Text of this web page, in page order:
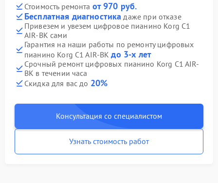
Стоимость ремонта от 970 руб.
Бесплатная диагностика даже при отказе
Привезем и увезем цифровое пианино Korg C1
AIR-BK сами
Гарантия на наши работы по ремонту цифровых
пианино Korg C1 AIR-BKдо 3-х лет
Срочный ремонт цифровых пианино Korg C1 AIR-
BK в течении часа
Скидка для вас до 20%
Консультация со специалистом
Узнать стоимость работ